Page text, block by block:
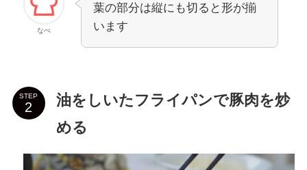
なべ
葉の部分は縦にも切ると形が揃
います
STEP
油をしいたフライパンで豚肉を炒
める